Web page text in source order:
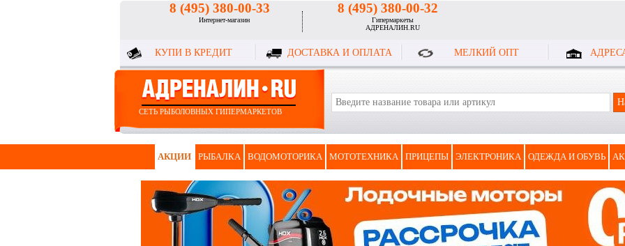
8 (495) 380-00-33
Интернет-магазин
8 (495) 380-00-32
Гипермаркеты
АДРЕНАЛИН.RU
КУПИ В КРЕДИТ ДОСТАВКА И ОПЛАТА МЕЛКИЙ ОПТ
СЕТЬ РЫБОЛОВНЫХ ГИПЕРМАРКЕТОВ
АКЦИИ РЫБАЛКА ВОДОМОТОРИКА МОТОТЕХНИКА ПРИЦЕПЫ ЭЛЕКТРОНИКА ОДЕЖДА И ОБУВЬ